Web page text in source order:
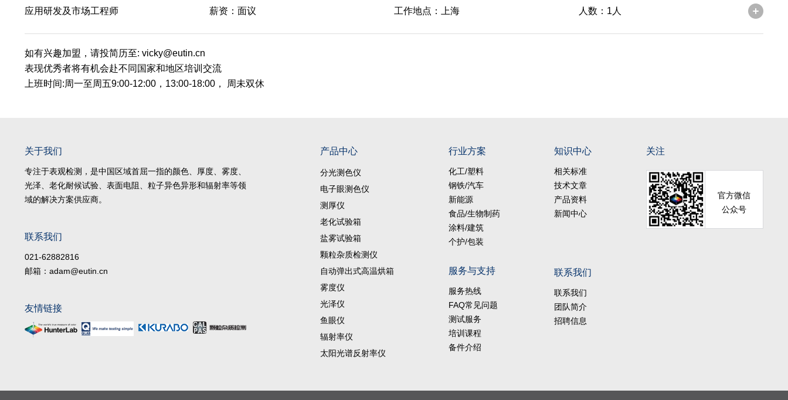
应用研发及市场工程师 薪资：面议 工作地点：上海 人数：1人
如有兴趣加盟，请投简历至: vicky@eutin.cn
表现优秀者将有机会赴不同国家和地区培训交流
上班时间:周一至周五9:00-12:00，13:00-18:00， 周未双休
关于我们
专注于表观检测，是中国区域首屈一指的颜色、厚度、雾度、
光泽、老化耐候试验、表面电阻、粒子异色异形和辐射率等领
域的解决方案供应商。
联系我们
021-62882816
邮箱：adam@eutin.cn
友情链接
产品中心
分光测色仪
电子眼测色仪
测厚仪
老化试验箱
盐雾试验箱
颗粒杂质检测仪
自动弹出式高温烘箱
雾度仪
光泽仪
鱼眼仪
辐射率仪
太阳光谱反射率仪
行业方案
化工/塑料
钢铁/汽车
新能源
食品/生物制药
涂料/建筑
个护/包装
服务与支持
服务热线
FAQ常见问题
测试服务
培训课程
备件介绍
知识中心
相关标准
技术文章
产品资料
新闻中心
联系我们
联系我们
团队简介
招聘信息
关注
官方微信
公众号